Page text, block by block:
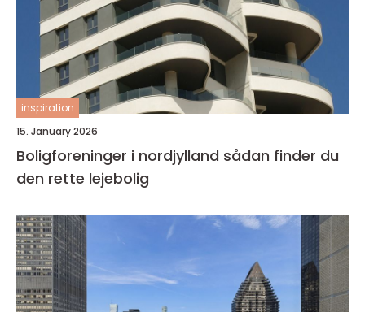
inspiration
15. January 2026
Boligforeninger i nordjylland sådan finder du
den rette lejebolig